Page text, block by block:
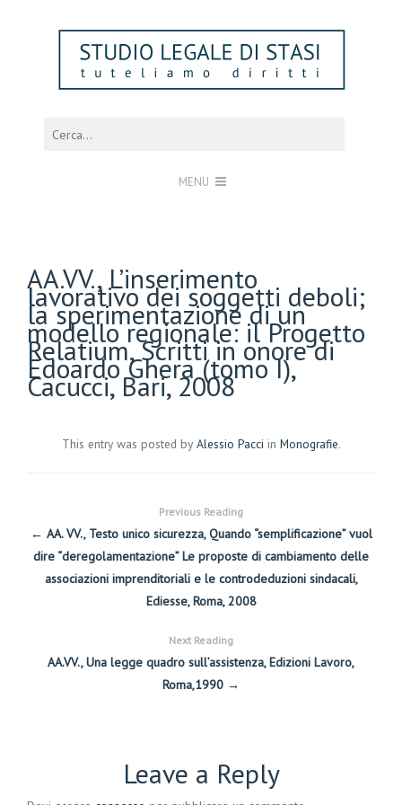
MENU
AA.VV., L’inserimento
lavorativo dei soggetti deboli;
la sperimentazione di un
modello regionale: il Progetto
Relatium, Scritti in onore di
Edoardo Ghera (tomo I),
Cacucci, Bari, 2008
This entry was posted by Alessio Pacci in Monografie.
Previous Reading
← AA. VV., Testo unico sicurezza, Quando “semplificazione” vuol
dire “deregolamentazione” Le proposte di cambiamento delle
associazioni imprenditoriali e le controdeduzioni sindacali,
Ediesse, Roma, 2008
Next Reading
AA.VV., Una legge quadro sull’assistenza, Edizioni Lavoro,
Roma,1990 →
Leave a Reply